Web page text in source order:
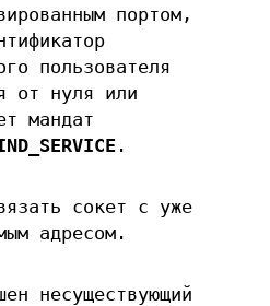
портом,
пользователя
от нуля или
мандат
.
сокет с уже
адресом.
несуществующий